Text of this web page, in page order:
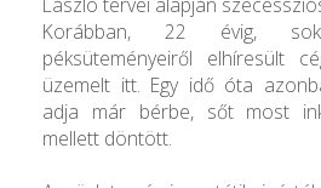
Korábban, 22 évig,
péksüteményeiről elhíresült
üzemelt itt. Egy idő óta
adja már bérbe, sőt most
mellett döntött.